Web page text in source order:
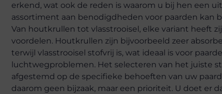
erkend, wat ook de reden is waarom u bij hen een
assortiment aan benodigdheden voor paarden kan
Van houtkrullen tot vlasstrooisel, elke variant heeft
voordelen. Houtkrullen zijn bijvoorbeeld zeer
terwijl vlasstrooisel stofvrij is, wat ideaal is voor
luchtwegproblemen. Het selecteren van het juiste
afgestemd op de specifieke behoeften van uw
daarom geen bijzaak, maar een prioriteit. U doet er